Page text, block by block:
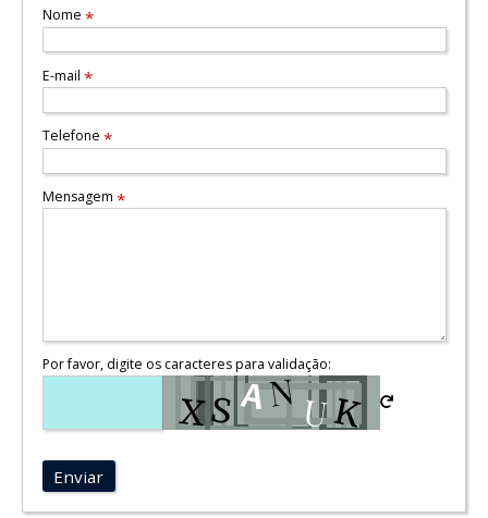
Nome *
E-mail *
Telefone *
Mensagem *
Por favor, digite os caracteres para validação:
Enviar